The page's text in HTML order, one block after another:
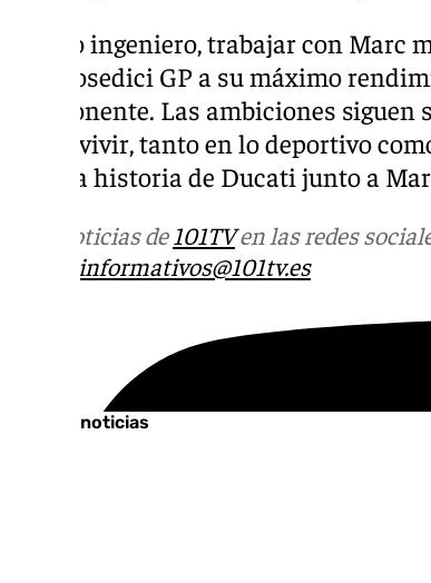
«Como ingeniero, trabajar con Marc
Desmosedici GP a su máximo
componente. Las ambiciones
poder vivir, tanto en lo deportivo
de esta historia de Ducati junto a
Más noticias de101TVen las redes
informativos@101tv.es
Últimas noticias